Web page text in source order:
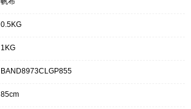
0.5KG
1KG
BAND8973CLGP855
85cm